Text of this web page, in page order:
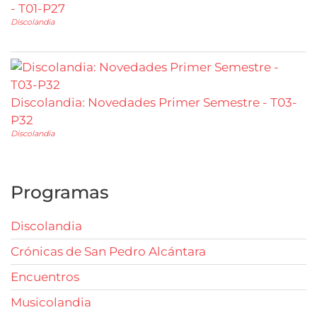
- T01-P27
Discolandia
Discolandia: Novedades Primer Semestre - T03-
P32
Discolandia
Programas
Discolandia
Crónicas de San Pedro Alcántara
Encuentros
Musicolandia